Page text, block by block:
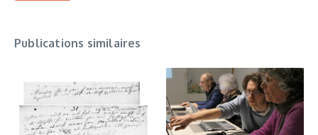
Publications similaires